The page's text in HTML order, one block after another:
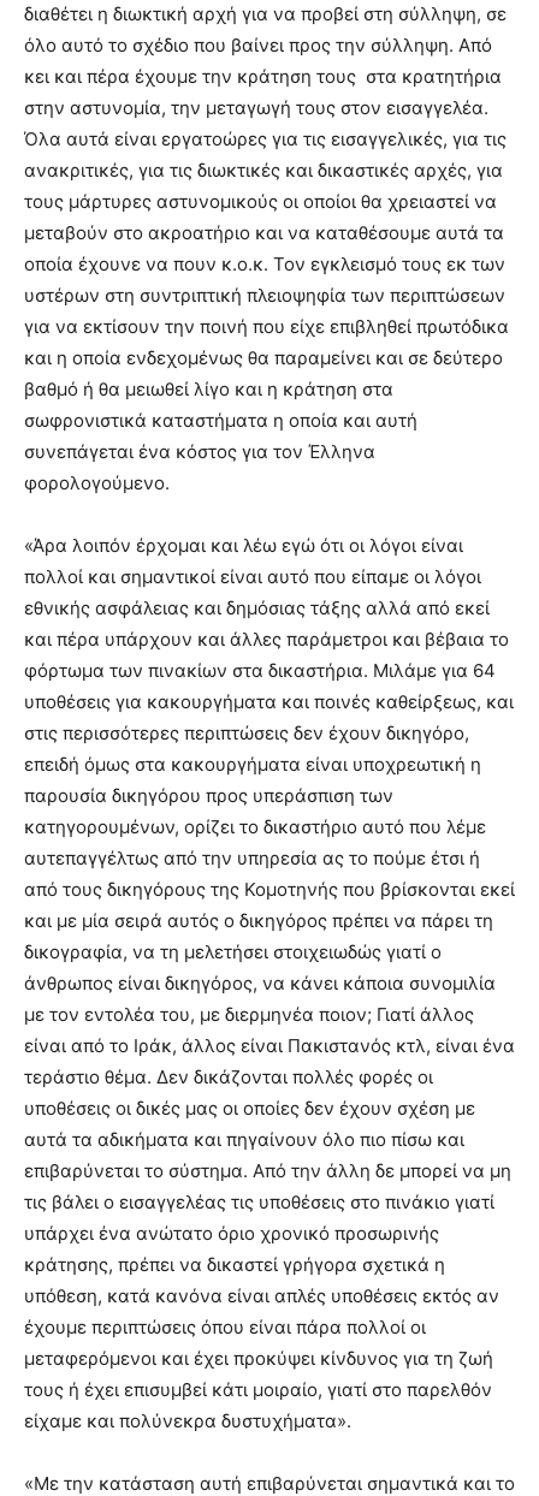
διαθέτει η διωκτική αρχή για να προβεί στη σύλληψη, σε
όλο αυτό το σχέδιο που βαίνει προς την σύλληψη. Από
κει και πέρα έχουμε την κράτηση τους στα κρατητήρια
στην αστυνομία, την μεταγωγή τους στον εισαγγελέα.
Όλα αυτά είναι εργατοώρες για τις εισαγγελικές, για τις
ανακριτικές, για τις διωκτικές και δικαστικές αρχές, για
τους μάρτυρες αστυνομικούς οι οποίοι θα χρειαστεί να
μεταβούν στο ακροατήριο και να καταθέσουμε αυτά τα
οποία έχουνε να πουν κ.ο.κ. Τον εγκλεισμό τους εκ των
υστέρων στη συντριπτική πλειοψηφία των περιπτώσεων
για να εκτίσουν την ποινή που είχε επιβληθεί πρωτόδικα
και η οποία ενδεχομένως θα παραμείνει και σε δεύτερο
βαθμό ή θα μειωθεί λίγο και η κράτηση στα
σωφρονιστικά καταστήματα η οποία και αυτή
συνεπάγεται ένα κόστος για τον Έλληνα
φορολογούμενο.
«Άρα λοιπόν έρχομαι και λέω εγώ ότι οι λόγοι είναι
πολλοί και σημαντικοί είναι αυτό που είπαμε οι λόγοι
εθνικής ασφάλειας και δημόσιας τάξης αλλά από εκεί
και πέρα υπάρχουν και άλλες παράμετροι και βέβαια το
φόρτωμα των πινακίων στα δικαστήρια. Μιλάμε για 64
υποθέσεις για κακουργήματα και ποινές καθείρξεως, και
στις περισσότερες περιπτώσεις δεν έχουν δικηγόρο,
επειδή όμως στα κακουργήματα είναι υποχρεωτική η
παρουσία δικηγόρου προς υπεράσπιση των
κατηγορουμένων, ορίζει το δικαστήριο αυτό που λέμε
αυτεπαγγέλτως από την υπηρεσία ας το πούμε έτσι ή
από τους δικηγόρους της Κομοτηνής που βρίσκονται εκεί
και με μία σειρά αυτός ο δικηγόρος πρέπει να πάρει τη
δικογραφία, να τη μελετήσει στοιχειωδώς γιατί ο
άνθρωπος είναι δικηγόρος, να κάνει κάποια συνομιλία
με τον εντολέα του, με διερμηνέα ποιον; Γιατί άλλος
είναι από το Ιράκ, άλλος είναι Πακιστανός κτλ, είναι ένα
τεράστιο θέμα. Δεν δικάζονται πολλές φορές οι
υποθέσεις οι δικές μας οι οποίες δεν έχουν σχέση με
αυτά τα αδικήματα και πηγαίνουν όλο πιο πίσω και
επιβαρύνεται το σύστημα. Από την άλλη δε μπορεί να μη
τις βάλει ο εισαγγελέας τις υποθέσεις στο πινάκιο γιατί
υπάρχει ένα ανώτατο όριο χρονικό προσωρινής
κράτησης, πρέπει να δικαστεί γρήγορα σχετικά η
υπόθεση, κατά κανόνα είναι απλές υποθέσεις εκτός αν
έχουμε περιπτώσεις όπου είναι πάρα πολλοί οι
μεταφερόμενοι και έχει προκύψει κίνδυνος για τη ζωή
τους ή έχει επισυμβεί κάτι μοιραίο, γιατί στο παρελθόν
είχαμε και πολύνεκρα δυστυχήματα».
«Με την κατάσταση αυτή επιβαρύνεται σημαντικά και το